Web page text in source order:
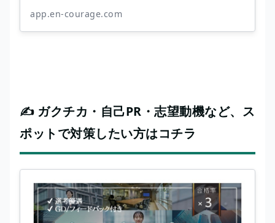
app.en-courage.com
✍️ ガクチカ・自己PR・志望動機など、ス
ポットで対策したい方はコチラ